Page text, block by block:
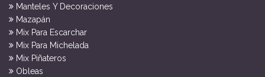
Manteles Y Decoraciones
Mazapán
Mix Para Escarchar
Mix Para Michelada
Mix Piñateros
Obleas